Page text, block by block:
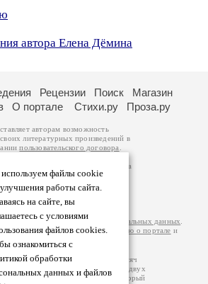
автора Елена Дёмина
файлы cookie
работы сайта.
на сайте, вы
с условиями
файлов cookies.
ознакомиться с
обработки
данных и файлов
Рецензии Поиск
Магазин
О портале Стихи.ру Проза.ру
авторам возможность
литературных произведений в
пользовательского договора
принадлежат авторам
Перепечатка произведений возможна
к которому вы можете
странице. Ответственность за
несут самостоятельно на
изаконодательства
Политики обработки персональных данных
более подробнуюинформацию о портале и
Стихи.ру – порядка 200 тысяч
общей сумме просматривают более двух
счетчика посещаемости, который